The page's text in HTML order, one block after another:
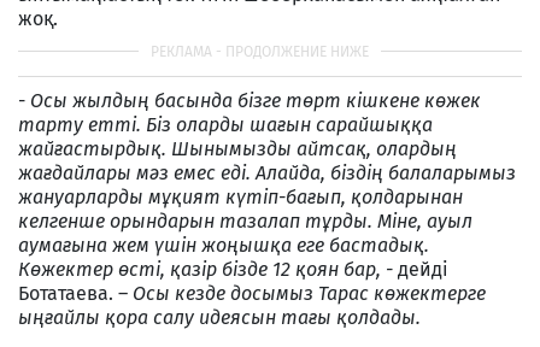
жоқ.
- Осы жылдың басында бізге төрт кішкене көжек
тарту етті. Біз оларды шағын сарайшыққа
жайғастырдық. Шынымызды айтсақ, олардың
жағдайлары мәз емес еді. Алайда, біздің балаларымыз
жануарларды мұқият күтіп-бағып, қолдарынан
келгенше орындарын тазалап тұрды. Міне, ауыл
аумағына жем үшін жоңышқа еге бастадық.
Көжектер өсті, қазір бізде 12 қоян бар, - дейді
Ботатаева. – Осы кезде досымыз Тарас көжектерге
ыңғайлы қора салу идеясын тағы қолдады.